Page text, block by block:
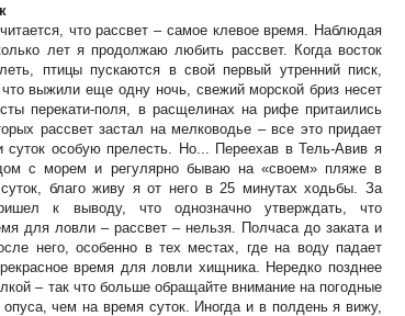
что рассвет – самое клевое время. Наблюдая
лет я продолжаю любить рассвет. Когда восток
птицы пускаются в свой первый утренний писк,
выжили еще одну ночь, свежий морской бриз несет
перекати-поля, в расщелинах на рифе притаились
рассвет застал на мелководье – все это придает
суток особую прелесть. Но... Переехав в Тель-Авив я
с морем и регулярно бываю на «своем» пляже в
благо живу я от него в 25 минутах ходьбы. За
к выводу, что однозначно утверждать, что
для ловли – рассвет – нельзя. Полчаса до заката и
него, особенно в тех местах, где на воду падает
время для ловли хищника. Нередко позднее
– так что больше обращайте внимание на погодные
чем на время суток. Иногда и в полдень я вижу,